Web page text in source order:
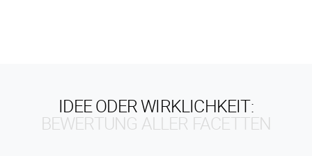
IDEE ODER WIRKLICHKEIT:
BEWERTUNG ALLER FACETTEN